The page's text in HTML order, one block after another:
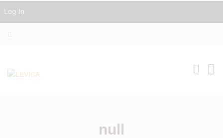
null
Log In